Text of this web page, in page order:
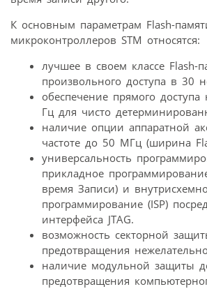
К основным параметрам Flash-
микроконтроллеров STM относятся:
лучшее в своем классе Flash-
произвольного доступа в 30
обеспечение прямого доступа
Гц для чисто
наличие опции аппаратной
частоте до 50 МГц (ширина
универсальность
прикладное
время Записи) и
программирование (ISP)
интерфейса JTAG.
возможность секторной
предотвращения
наличие модульной защиты
предотвращения